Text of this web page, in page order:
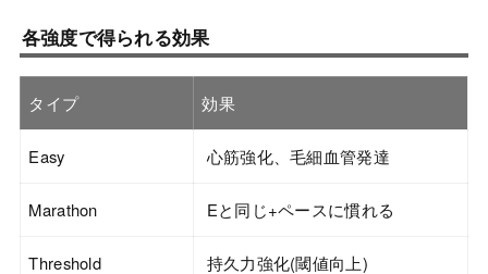
各強度で得られる効果
タイプ 効果
Easy 心筋強化、毛細血管発達
Marathon Eと同じ+ペースに慣れる
Threshold 持久力強化(閾値向上)